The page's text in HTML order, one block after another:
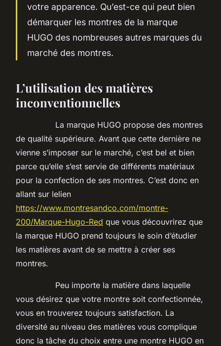
votre apparence. Qu’est-ce qui peut bien
démarquer les montres de la marque
HUGO des nombreuses autres marques du
marché des montres.
L’utilisation des matières
inconventionnelles
La marque HUGO propose des montres
de qualité supérieure. Avant que cette dernière ne
vienne s’imposer sur le marché, c’est bel et bien
parce qu’elle s’est servie de différents matériaux
pour la confection de ses montres. C’est donc en
allant sur lelien
https://www.montresandco.com/montre-
200/Marque-Hugo-Red que vous découvrirez que
la marque HUGO prend toujours le soin d’étudier
les matières avant de se mettre à créer ses
montres.
Peu importe la matière dans laquelle
vous désirez que votre montre soit confectionnée,
vous en trouverez toujours satisfaction. La
diversité au niveau des matières vous complique
donc la tâche du choix entre une montre HUGO en